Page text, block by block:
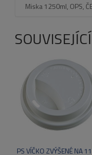
Miska 1250ml, OPS,
PS VÍČKO ZVÝŠENÉ NA